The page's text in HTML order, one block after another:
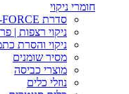
חומרי ניקוי
סדרת G-FORCE
ניקוי רצפות |
ניקוי והסרת
מסיר שומנים
מוצרי כביסה
נוזלי כלים